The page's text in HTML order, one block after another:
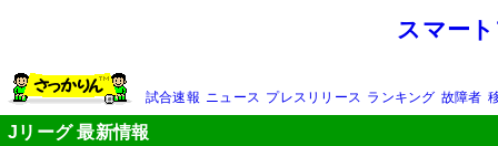
スマー
試合速報 ニュース プレスリリース ランキング 故障者
Jリーグ 最新情報